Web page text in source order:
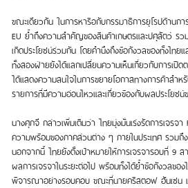
ขณะเดียวกัน ในการหารือกับกรรมาธิการยุโรปด้านก
EU ย้ำถึงความสำคัญของสินค้าเกษตรและปศุสัตว์ ร
เกิดประโยชน์ร่วมกัน โดยคำนึงถึงข้อกังวลของทั้งไทยแ
ทั้งสองฝ่ายยังได้แลกเปลี่ยนความเห็นเกี่ยวกับการเปิ
ได้แสดงความสนใจในการขยายโอกาสทางการค้าสำ
รายการที่มีความอ่อนไหวและเกี่ยวข้องกับผลประโยช
นางศุภจี กล่าวเพิ่มเติมว่า ไทยมุ่งมั่นเร่งรัดการเจรจ
ความพร้อมของภาคส่วนต่าง ๆ ภายในประเทศ รวมถึ
นอกจากนี้ ไทยยังตั้งเป้าหมายให้การเจรจารอบที่ 9
ผลการเจรจาในระยะต่อไป พร้อมทั้งได้ย้ำข้อกังวลข
พิจารณาอย่างรอบคอบ ขณะที่นายคริสตอฟ ฮันเซน แ